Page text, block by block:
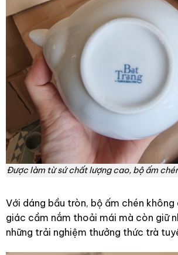
Được làm từ sứ chất lượng cao, bộ ấm
Với dáng bầu tròn, bộ ấm chén
giác cầm nắm thoải mái mà còn giữ
những trải nghiệm thưởng thức trà